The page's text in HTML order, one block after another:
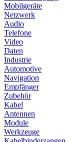
Mobilgeräte
Netzwerk
Audio
Telefone
Video
Daten
Industrie
Automotive
Navigation
Empfänger
Zubehör
Kabel
Antennen
Module
Werkzeuge